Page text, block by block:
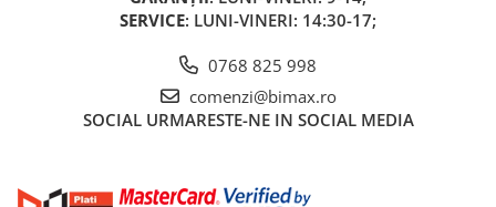
Piese Xiaomi Scooter 6
Piese Segway/Ninebot
SERVICE: LUNI-VINERI: 14:30-17;
0768 825 998
comenzi@bimax.ro
SOCIAL URMARESTE-NE IN SOCIAL MEDIA